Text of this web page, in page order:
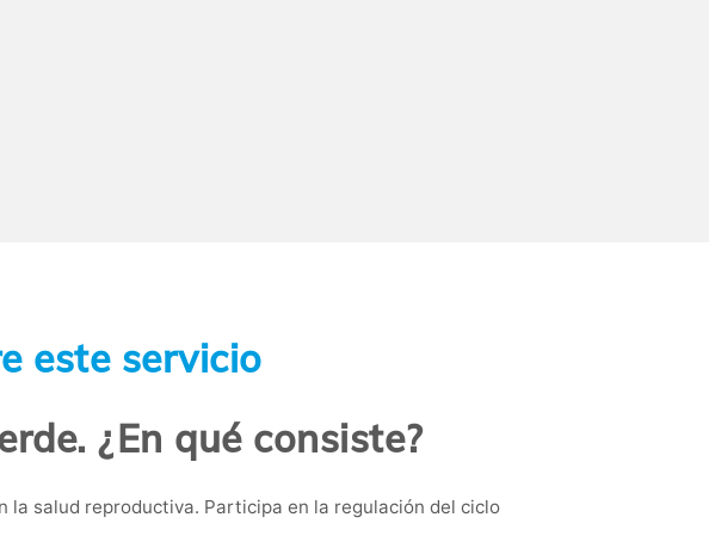
este servicio
¿En qué consiste?
la salud reproductiva. Participa en la regulación del ciclo